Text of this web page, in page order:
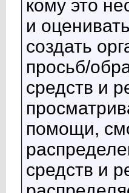
кому это
и
создать
просьб/
средств и
помощи,
средств и